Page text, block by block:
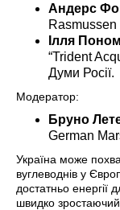
Андерс
Rasmussen
Ілля
“Trident
Думи Росії.
Модератор:
Бруно
German
Україна може
вуглеводнів у
достатньо енергії
швидко зростаючий